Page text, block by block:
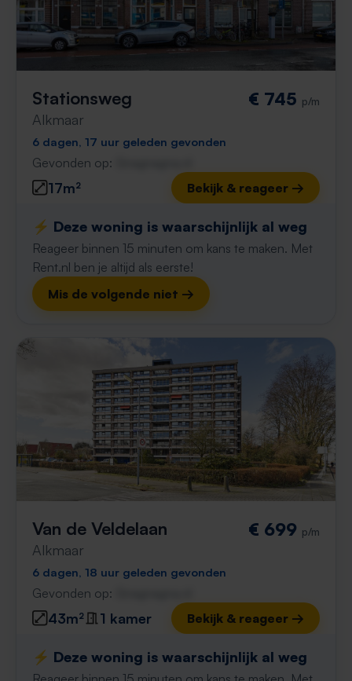
Stationsweg
Alkmaar
€ 745 p/m
6 dagen, 17 uur geleden gevonden
Gevonden op:
17m² Bekijk & reageer →
⚡️ Deze woning is waarschijnlijk al weg
Reageer binnen 15 minuten om kans te maken. Met
Rent.nl ben je altijd als eerste!
Mis de volgende niet →
Van de Veldelaan
Alkmaar
€ 699 p/m
6 dagen, 18 uur geleden gevonden
Gevonden op:
43m² 1 kamer Bekijk & reageer →
⚡️ Deze woning is waarschijnlijk al weg